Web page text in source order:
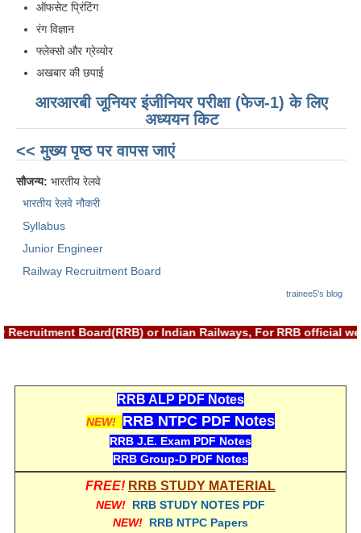
ऑफसेट प्रिंटिंग
रंग विज्ञान
फ्लेक्सो और ग्रेव्योर
अखबार की छपाई
आरआरबी जूनियर इंजीनियर परीक्षा (फेज-1) के लिए
अध्ययन किट
<< मुख्य पृष्ठ पर वापस जाएं
सौजन्य: भारतीय रेलवे
भारतीय रेलवे नौकरी
Syllabus
Junior Engineer
Railway Recruitment Board
trainee5's blog
Railway Recruitment Board(RRB) or Indian Railways, For RRB
RRB ALP PDF Notes
NEW! RRB NTPC PDF Notes
RRB J.E. Exam PDF Notes
RRB Group-D PDF Notes
FREE! RRB STUDY MATERIAL
NEW! RRB STUDY NOTES PDF
NEW! RRB NTPC Papers